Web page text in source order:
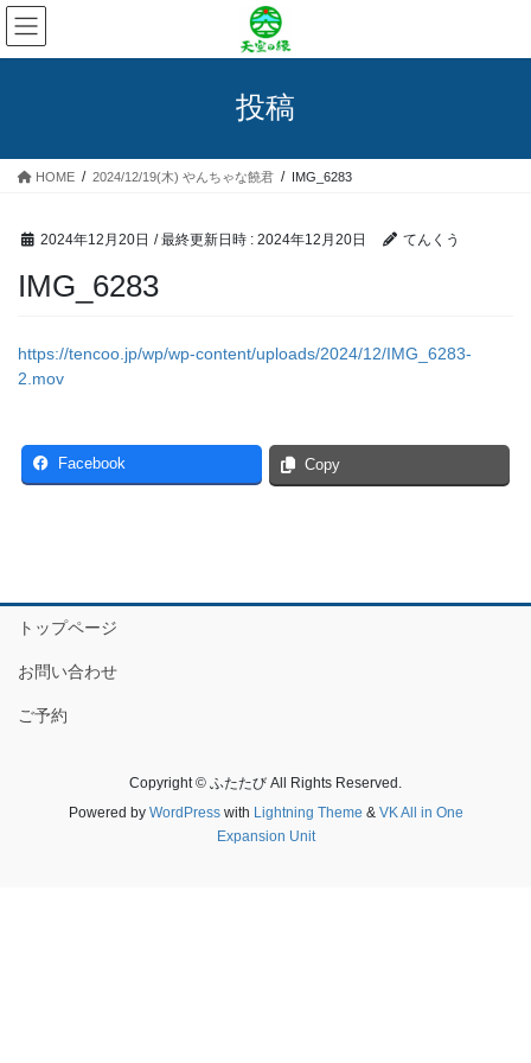
コ
ン
テ
ス
ナ
ビ
ゲ
ン
投稿
HOME 2024/12/19(木) やんちゃな饒君 IMG_6283
2024年12月20日 / 最終更新日時 : 2024年12月20日 てんくう
IMG_6283
https://tencoo.jp/wp/wp-content/uploads/2024/12/IMG_6283-
2.mov
Facebook Copy
トップページ
お問い合わせ
ご予約
Copyright © ふたたび All Rights Reserved.
Powered by WordPresswith Lightning Theme & VK All in One
Expansion Unit